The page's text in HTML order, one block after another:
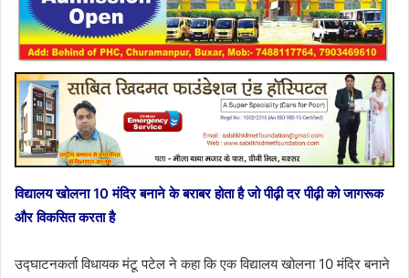
विद्यालय खोलना 10 मंदिर बनाने के बराबर होता है जो पीढ़ी दर पीढ़ी को जागरूक
और विकसित करता है
उद्घाटनकर्ता विधायक मंटू पटेल ने कहा कि एक विद्यालय खोलना 10 मंदिर बनाने